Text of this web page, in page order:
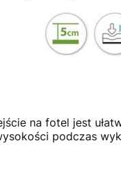
na fotel jest
podczas